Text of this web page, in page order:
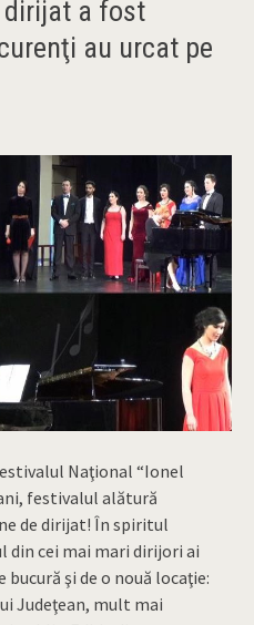
dirijat a fost
au urcat pe
Naţional “Ionel
festivalul alătură
de dirijat! În spiritul
din cei mai mari dirijori ai
şi de o nouă locaţie:
Judeţean, mult mai